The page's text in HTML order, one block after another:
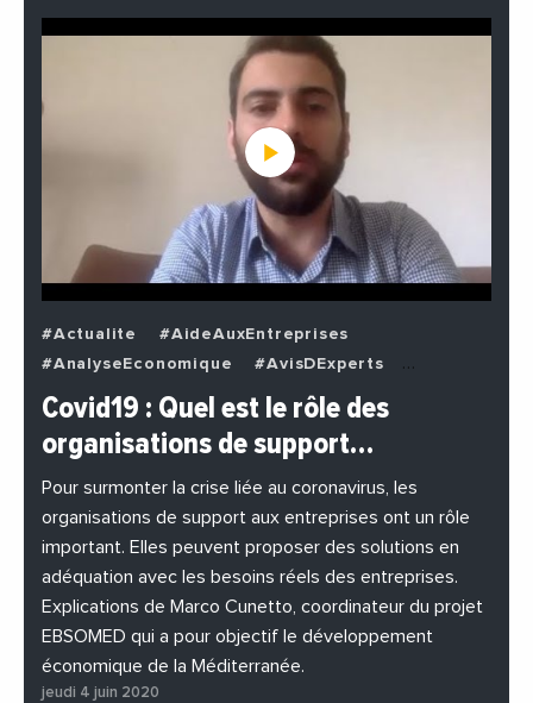
#Actualite
#AideAuxEntreprises
#AnalyseEconomique
#AvisDExperts
#BuzzNews
#Decideurs
#EchangesMediterraneens
#EnDirectDe
#Entreprises
#Institutions
#PhotosEtVideos
Covid19 : Quel est le rôle des
organisations de support…
Pour surmonter la crise liée au coronavirus, les
organisations de support aux entreprises ont un rôle
important. Elles peuvent proposer des solutions en
adéquation avec les besoins réels des entreprises.
Explications de Marco Cunetto, coordinateur du projet
EBSOMED qui a pour objectif le développement
économique de la Méditerranée.
jeudi 4 juin 2020